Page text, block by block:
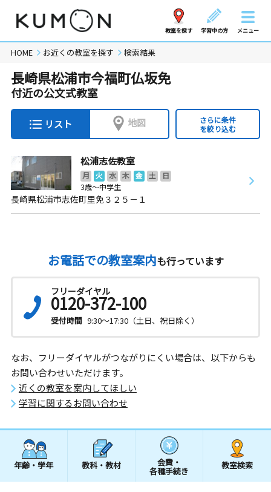
教室を探す 学習中の方 メニュー
HOME お近くの教室を探す 検索結果
長崎県松浦市今福町仏坂免
付近の公文式教室
リスト 地図
さらに条件
を絞り込む
松浦志佐教室
月 火 水 木 金 土
日
3歳～中学生
長崎県松浦市志佐町里免３２５－１
お電話での教室案内も行っています
フリーダイヤル
0120-372-100
受付時間 9:30～17:30（土日、祝日除く）
なお、フリーダイヤルがつながりにくい場合は、以下からも
お問い合わせいただけます。
近くの教室を案内してほしい
学習に関するお問い合わせ
年齢・学年 教科・教材 会費・
各種手続き
教室検索